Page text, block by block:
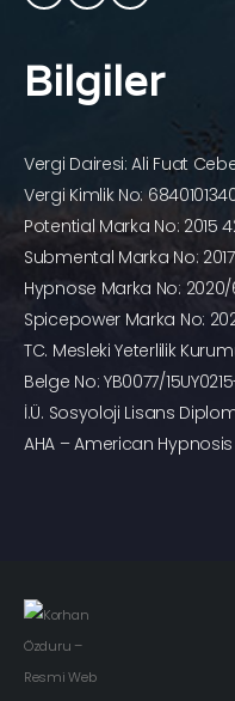
Bilgiler
Vergi Dairesi: Ali Fuat
Vergi Kimlik No:
Potential Marka No: 2015
Submental Marka No:
Hypnose Marka No: 2020/
Spicepower Marka No:
TC. Mesleki Yeterlilik
Belge No: YB0077/
İ.Ü. Sosyoloji Lisans
AHA – American